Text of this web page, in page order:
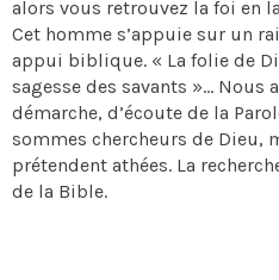
alors vous retrouvez la foi en
Cet homme s’appuie sur un
appui biblique. « La folie de
sagesse des savants »… Nous
démarche, d’écoute de la
sommes chercheurs de Dieu,
prétendent athées. La
de la Bible.